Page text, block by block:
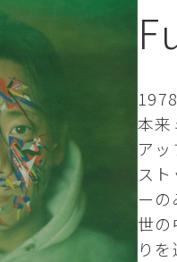
本来
ア
ス
ー
世
りを